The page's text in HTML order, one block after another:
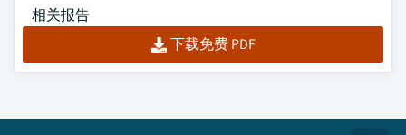
相关报告
下载免费 PDF